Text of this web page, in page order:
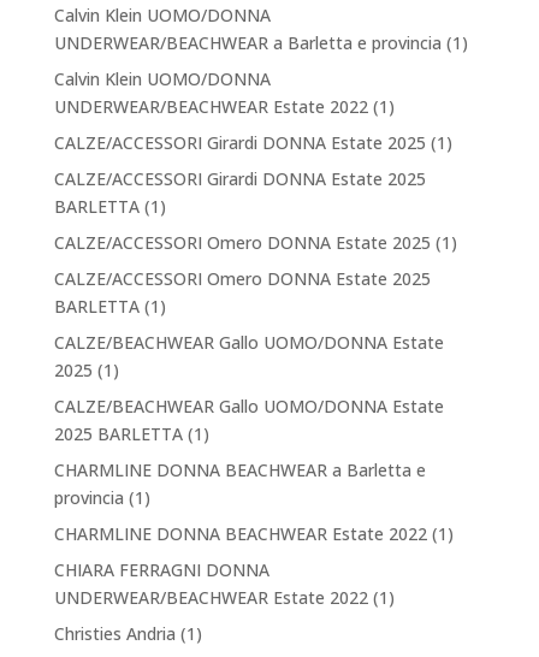
Calvin Klein UOMO/DONNA
UNDERWEAR/BEACHWEAR a Barletta e provincia (1)
Calvin Klein UOMO/DONNA
UNDERWEAR/BEACHWEAR Estate 2022(1)
CALZE/ACCESSORI Girardi DONNA Estate 2025 (1)
CALZE/ACCESSORI Girardi DONNA Estate 2025
BARLETTA(1)
CALZE/ACCESSORI Omero DONNA Estate 2025 (1)
CALZE/ACCESSORI Omero DONNA Estate 2025
BARLETTA(1)
CALZE/BEACHWEAR Gallo UOMO/DONNA Estate
2025 (1)
CALZE/BEACHWEAR Gallo UOMO/DONNA Estate
2025 BARLETTA(1)
CHARMLINE DONNA BEACHWEAR a Barletta e
provincia (1)
CHARMLINE DONNA BEACHWEAR Estate 2022(1)
CHIARA FERRAGNI DONNA
UNDERWEAR/BEACHWEAR Estate 2022(1)
Christies Andria (1)